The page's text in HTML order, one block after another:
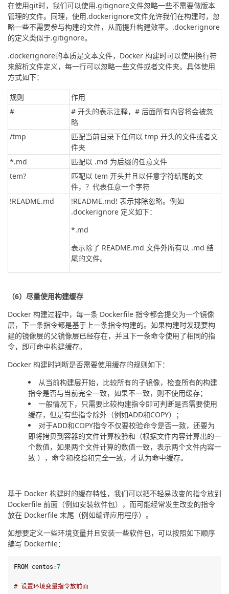
在使用git时，我们可以使用.gitignore文件忽略一些不需要做版本
管理的文件。同理，使用.dockerignore文件允许我们在构建时，忽
略一些不需要参与构建的文件，从而提升构建效率。.dockerignore
的定义类似于.gitignore。
.dockerignore的本质是文本文件，Docker 构建时可以使用换行符
来解析文件定义，每一行可以忽略一些文件或者文件夹。具体使用
方式如下：
规则
作用
#
# 开头的表示注释，# 后面所有内容将会被忽
略
/tmp
匹配当前目录下任何以 tmp 开头的文件或者文
件夹
*.md
匹配以 .md 为后缀的任意文件
tem?
匹配以 tem 开头并且以任意字符结尾的文
件，？代表任意一个字符
!README.md
!README.md! 表示排除忽略。例如
.dockerignore 定义如下：
*.md
表示除了 README.md 文件外所有以 .md 结
尾的文件。
（6）尽量使用构建缓存
Docker 构建过程中，每一条 Dockerfile 指令都会提交为一个镜像
层，下一条指令都是基于上一条指令构建的。如果构建时发现要构
建的镜像层的父镜像层已经存在，并且下一条命令使用了相同的指
令，即可命中构建缓存。
Docker 构建时判断是否需要使用缓存的规则如下：
从当前构建层开始，比较所有的子镜像，检查所有的构建
指令是否与当前完全一致，如果不一致，则不使用缓存；
一般情况下，只需要比较构建指令即可判断是否需要使用
缓存，但是有些指令除外（例如ADD和COPY）；
对于ADD和COPY指令不仅要校验命令是否一致，还要为
即将拷贝到容器的文件计算校验和（根据文件内容计算出的一
个数值，如果两个文件计算的数值一致，表示两个文件内容一
致 ），命令和校验和完全一致，才认为命中缓存。
基于 Docker 构建时的缓存特性，我们可以把不轻易改变的指令放到
Dockerfile 前面（例如安装软件包），而可能经常发生改变的指令
放在 Dockerfile 末尾（例如编译应用程序）。
如想要定义一些环境变量并且安装一些软件包，可以按照如下顺序
编写 Dockerfile：
FROM centos :7
# 设置环境变量指令放前面